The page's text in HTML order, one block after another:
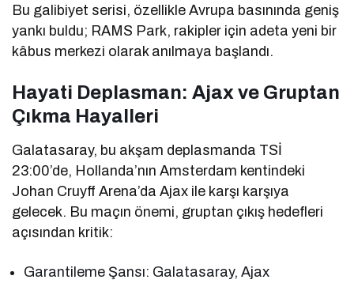
Bu galibiyet serisi, özellikle Avrupa basınında geniş
yankı buldu; RAMS Park, rakipler için adeta yeni bir
kâbus merkezi olarak anılmaya başlandı.
Hayati Deplasman: Ajax ve Gruptan
Çıkma Hayalleri
Galatasaray, bu akşam deplasmanda TSİ
23:00’de, Hollanda’nın Amsterdam kentindeki
Johan Cruyff Arena’da Ajax ile karşı karşıya
gelecek. Bu maçın önemi, gruptan çıkış hedefleri
açısından kritik:
Garantileme Şansı: Galatasaray, Ajax